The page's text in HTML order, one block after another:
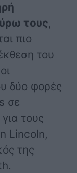
τους,
πιο
του
δύο φορές
σε
τους
Lincoln,
της